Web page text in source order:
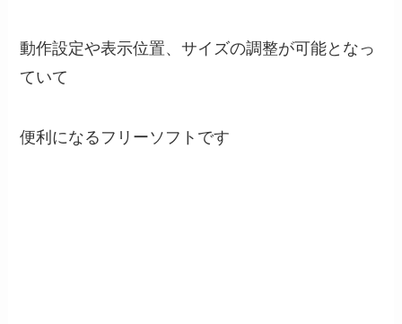
動作設定や表示位置、サイズの調整が可能となっ
ていて
便利になるフリーソフトです